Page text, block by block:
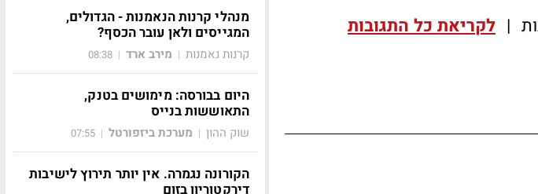
| לקריאת כל התגובות
מנהלי קרנות הנאמנות - הגדולים,
המגייסים ולאן עובר הכסף?
קרנות נאמנות | מירב ארד |
08:38
היום בבורסה: מימושים בטנק,
התאוששות בנייס
שוק ההון | מערכת ביזפורטל |
07:55
הקורונה נגמרה. אין יותר תירוץ לישיבות
דירקטוריון בזום